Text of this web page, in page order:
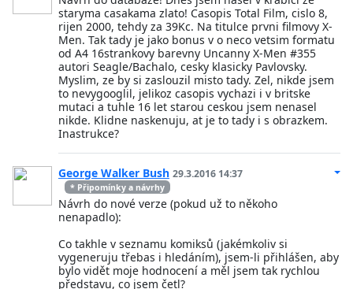
staryma casakama zlato! Casopis Total Film, cislo 8,
rijen 2000, tehdy za 39Kc. Na titulce prvni filmovy X-
Men. Tak tady je jako bonus v o neco vetsim formatu
od A4 16strankovy barevny Uncanny X-Men #355
autori Seagle/Bachalo, cesky klasicky Pavlovsky.
Myslim, ze by si zaslouzil misto tady. Zel, nikde jsem
to nevygooglil, jelikoz casopis vychazi i v britske
mutaci a tuhle 16 let starou ceskou jsem nenasel
nikde. Klidne naskenuju, at je to tady i s obrazkem.
Inastrukce?
George Walker Bush 29.3.2016 14:37
* Připomínky a návrhy
Návrh do nové verze (pokud už to někoho
nenapadlo):
Co takhle v seznamu komiksů (jakémkoliv si
vygeneruju třebas i hledáním), jsem-li přihlášen, aby
bylo vidět moje hodnocení a měl jsem tak rychlou
představu, co jsem četl?